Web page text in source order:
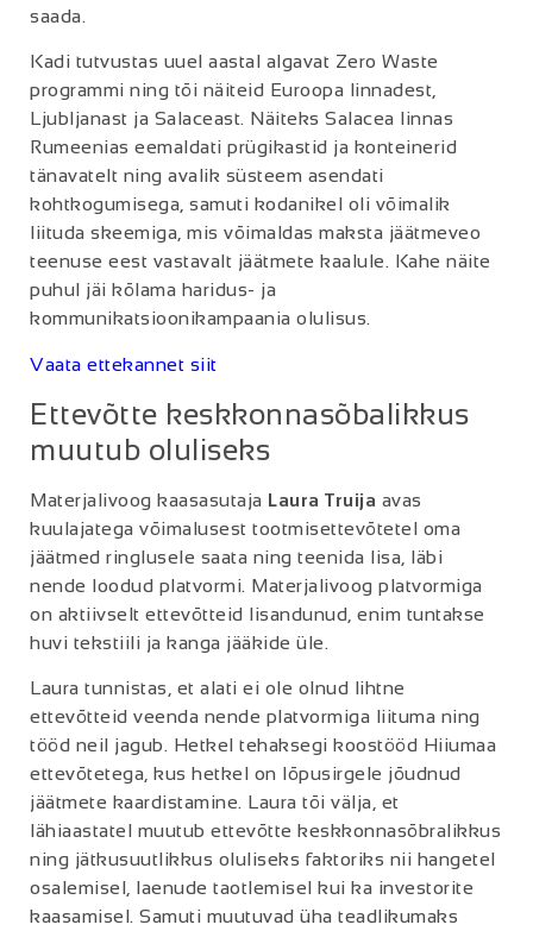
saada.
Kadi tutvustas uuel aastal algavat Zero Waste
programmi ning tõi näiteid Euroopa linnadest,
Ljubljanast ja Salaceast. Näiteks Salacea linnas
Rumeenias eemaldati prügikastid ja konteinerid
tänavatelt ning avalik süsteem asendati
kohtkogumisega, samuti kodanikel oli võimalik
liituda skeemiga, mis võimaldas maksta jäätmeveo
teenuse eest vastavalt jäätmete kaalule. Kahe näite
puhul jäi kõlama haridus- ja
kommunikatsioonikampaania olulisus.
Vaata ettekannet siit
Ettevõtte keskkonnasõbalikkus
muutub oluliseks
Materjalivoog kaasasutaja Laura Truija avas
kuulajatega võimalusest tootmisettevõtetel oma
jäätmed ringlusele saata ning teenida lisa, läbi
nende loodud platvormi. Materjalivoog platvormiga
on aktiivselt ettevõtteid lisandunud, enim tuntakse
huvi tekstiili ja kanga jääkide üle.
Laura tunnistas, et alati ei ole olnud lihtne
ettevõtteid veenda nende platvormiga liituma ning
tööd neil jagub. Hetkel tehaksegi koostööd Hiiumaa
ettevõtetega, kus hetkel on lõpusirgele jõudnud
jäätmete kaardistamine. Laura tõi välja, et
lähiaastatel muutub ettevõtte keskkonnasõbralikkus
ning jätkusuutlikkus oluliseks faktoriks nii hangetel
osalemisel, laenude taotlemisel kui ka investorite
kaasamisel. Samuti muutuvad üha teadlikumaks